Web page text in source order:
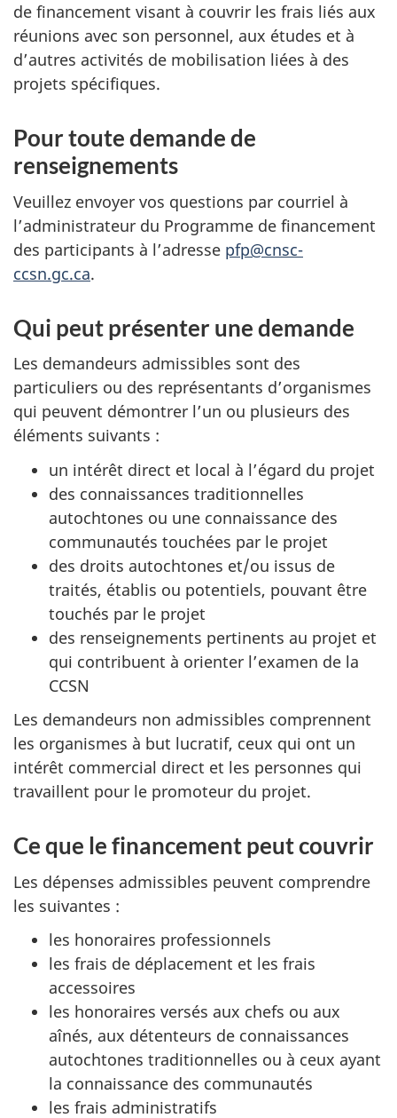
de financement visant à couvrir les frais liés aux
réunions avec son personnel, aux études et à
d’autres activités de mobilisation liées à des
projets spécifiques.
Pour toute demande de
renseignements
Veuillez envoyer vos questions par courriel à
l’administrateur du Programme de financement
des participants à l’adresse pfp@cnsc-
ccsn.gc.ca.
Qui peut présenter une demande
Les demandeurs admissibles sont des
particuliers ou des représentants d’organismes
qui peuvent démontrer l’un ou plusieurs des
éléments suivants :
un intérêt direct et local à l’égard du projet
des connaissances traditionnelles
autochtones ou une connaissance des
communautés touchées par le projet
des droits autochtones et/ou issus de
traités, établis ou potentiels, pouvant être
touchés par le projet
des renseignements pertinents au projet et
qui contribuent à orienter l’examen de la
CCSN
Les demandeurs non admissibles comprennent
les organismes à but lucratif, ceux qui ont un
intérêt commercial direct et les personnes qui
travaillent pour le promoteur du projet.
Ce que le financement peut couvrir
Les dépenses admissibles peuvent comprendre
les suivantes :
les honoraires professionnels
les frais de déplacement et les frais
accessoires
les honoraires versés aux chefs ou aux
aînés, aux détenteurs de connaissances
autochtones traditionnelles ou à ceux ayant
la connaissance des communautés
les frais administratifs